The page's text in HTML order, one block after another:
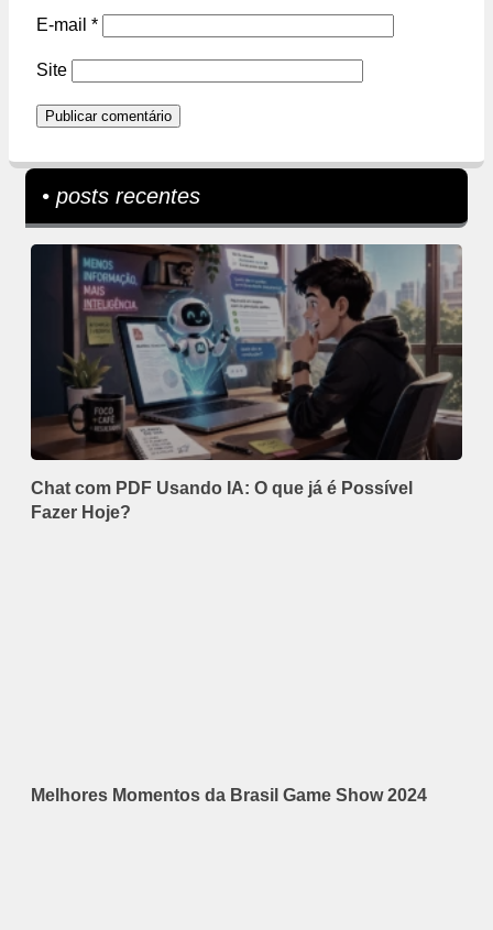
E-mail *
Site
• posts recentes
Chat com PDF Usando IA: O que já é Possível
Fazer Hoje?
Melhores Momentos da Brasil Game Show 2024